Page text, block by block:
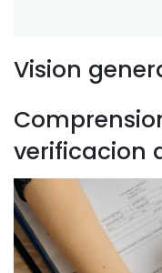
Vision
verificacion